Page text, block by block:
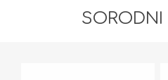
SORODNI